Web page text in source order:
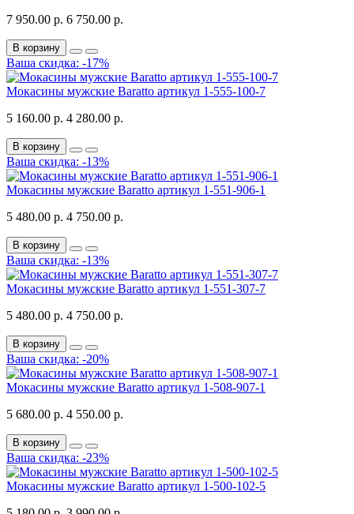
7 950.00 р. 6 750.00 р.
В корзину
Ваша скидка: -17%
Мокасины мужские Baratto артикул 1-555-100-7
5 160.00 р. 4 280.00 р.
В корзину
Ваша скидка: -13%
Мокасины мужские Baratto артикул 1-551-906-1
5 480.00 р. 4 750.00 р.
В корзину
Ваша скидка: -13%
Мокасины мужские Baratto артикул 1-551-307-7
5 480.00 р. 4 750.00 р.
В корзину
Ваша скидка: -20%
Мокасины мужские Baratto артикул 1-508-907-1
5 680.00 р. 4 550.00 р.
В корзину
Ваша скидка: -23%
Мокасины мужские Baratto артикул 1-500-102-5